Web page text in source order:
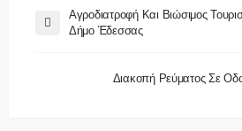
Αγροδιατροφή Και Βιώσιμος
Δήμο Έδεσσας
Διακοπή Ρεύματος Σε